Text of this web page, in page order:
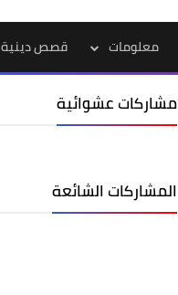
معلومات قصص دينية
مشاركات عشوائية
المشاركات الشائعة